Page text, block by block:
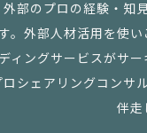
外部のプロの経験・
。外部人材活用を使
ィングサービスが
シェアリングコンサ
伴走